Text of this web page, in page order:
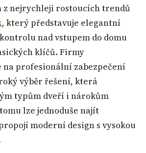
z nejrychleji rostoucích trendů
, který představuje elegantní
nad vstupem do domu
klíčů. Firmy
na profesionální zabezpečení
výběr řešení, která
typům dveří i nárokům
lze jednoduše najít
moderní design s vysokou